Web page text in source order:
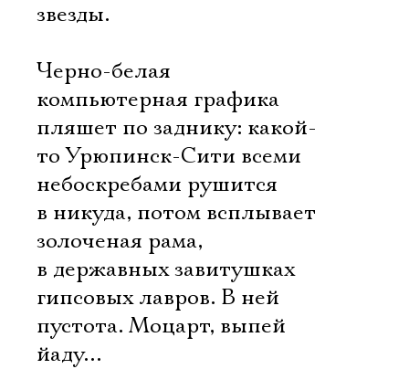
звезды.
Черно-белая
компьютерная графика
пляшет по заднику: какой-
то Урюпинск-Сити всеми
небоскребами рушится
в никуда, потом всплывает
золоченая рама,
в державных завитушках
гипсовых лавров. В ней
пустота. Моцарт, выпей
йаду…